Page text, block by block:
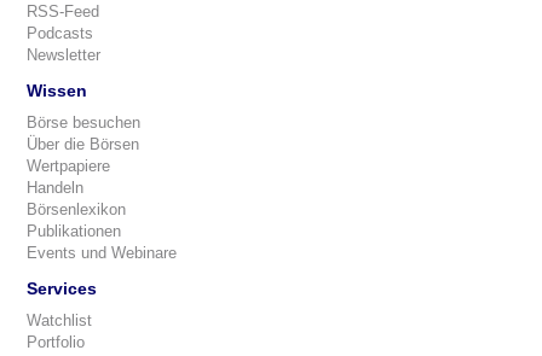
RSS-Feed
Podcasts
Newsletter
Wissen
Börse besuchen
Über die Börsen
Wertpapiere
Handeln
Börsenlexikon
Publikationen
Events und Webinare
Services
Watchlist
Portfolio